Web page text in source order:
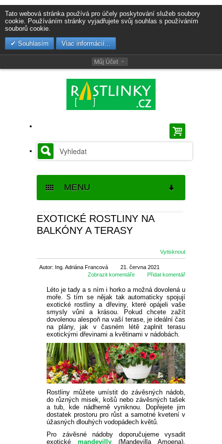
Tato webová stránka používá pro účely poskytování služeb soubory
cookie. Používáním stránky vyjadřujete svůj souhlas s používáním
souborů cookie.
Souhlasím
Viac informácií...
Můj Účet
MENU
SEMENA
SEMENA BALKÓNOVÝCH
KVĚTIN
DVOULETKY
SEMENA LETNIČEK
SEMENA STROMŮ
SEMENA TRVALEK
SEMENA ZELENINY
LISTOVÁ ZELENINA
SEMENA LUČNÍCH KVĚTŮ
JARNÍ CIBULOVINY
NARCISY
SKALKOVÉ
VYŠŠÍ
PLNOKVĚTÉ
OSTATNÍ
TULIPÁNY
SKALKOVÉ
JEDNODUCHÉ KLASICKÉ
OSTATNÍ
KROKUSY
BOTANICKÉ
KVETOUCÍ NA PODZIM
VELKOKVĚTÉ
HYACINTY
OKRASNÉ ČESNEKY
LETNÍ CIBULOVINY
LILIE
NIŽŠÍ
VYSOKÉ
KORNOUTICE
MEČÍKY
BEGÓNIE
PŘEVISLÉ
ROZTŘEPENÉ
ROZMANITÉ CIBULOVINY
KOSATCE
HVĚZDNÍKY
JIŘINY
OSTATNÍ
BALKÓN
MUŠKÁTY
ANGLICKÉ MUŠKÁTY
PŘEVISLÉ
VZPŘÍMENÉ
PELARGONIE
PETUNIE
DROBNOKVĚTÉ
VEĽKOKVĚTÉ
FUCHSIE
OVOCE A ZELENINA
BYLINKY NA BALKON
HRNKOVÉ ROSTLINY
KVĚTINY DO TRUHLÍKŮ
OKRASNÉ
JEHLIČNANY
TUJE
CYPŘIŠE
JALOVCE
OKRASNÉ BOROVICE
OKRASNÉ JEDLE
LISTNATÉ STROMY
OKRASNÉ JAVORY
KVETOUCÍ STROMY
SLOUPOVITÉ STROMY
OKRASNÉ KEŘE
STÁLEZELENÉ OKRASNÉ
KEŘE
OKRASNÉ KEŘE DO STÍNU
POPÍNAVÉ ROSTLINY
BŘEČŤAN
VISTÁRIE
RŮŽE
POPÍNAVÉ RŮŽE
OKRASNÉ TRÁVY
UŽITKOVÉ
JAHODY
RANÉ JAHODY
POLORANÉ JAHODY
POZDNÍ JAHODY
STÁLEPLODÍCÍ JAHODY
OVOCNÉ DŘEVINY
JABLONĚ
LETNÍ JABLONĚ
ZIMNÍ JABLONĚ
HRUŠNĚ
TŘEŠNĚ A VIŠNĚ
DROBNÉ OVOCE
BRUSINKY
BORŮVKY
NETRADIČNÍ OVOCE
ARONIE
VINNÁ RÉVA
TIPY
AKCE
SLEVA 50 %
SLEVA 70 %
SLEVA 30 %
EXOTICKÉ ROSTLINY NA
BALKÓNY A TERASY
Vytisknout
Autor: Ing. Adriána Francová
21. června 2021
Přidat komentář
Zobrazit komentáře
Léto je tady a s ním i horko a možná dovolená u
moře. S tím se nějak tak automaticky spojují
exotické rostliny a dřeviny, které opájeli vaše
smysly vůní a krásou. Pokud chcete zažít
dovolenou alespoň na vaší terase, je ideální čas
na plány, jak v časném létě zaplnit terasu
exotickými dřevinami a květinami v nádobách.
Rostliny můžete umístit do závěsných nádob,
do různých misek, košů nebo závěsných tašek
a tub, kde nádherně vyniknou. Dopřejete jim
dostatek prostoru pro růst a samotné kvetení v
úžasných dlouhých vodopádech květů.
Pro závěsné nádoby doporučujeme vysadit
exotické mandevilly (Mandevilla Amoena),